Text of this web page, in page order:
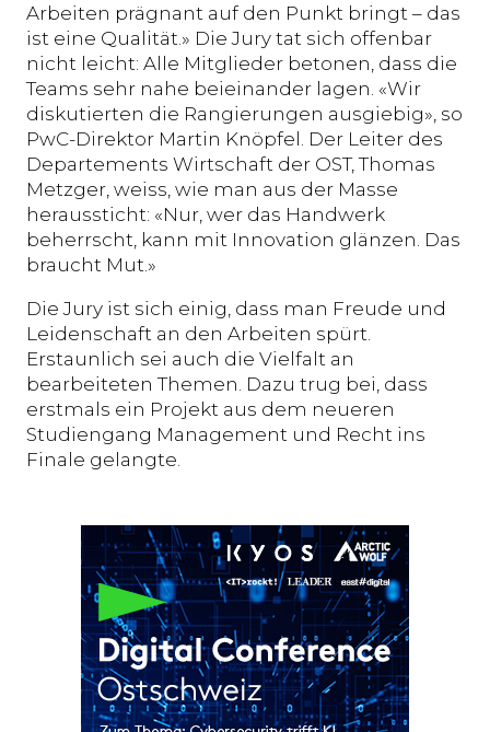
Arbeiten prägnant auf den Punkt bringt – das
ist eine Qualität.» Die Jury tat sich offenbar
nicht leicht: Alle Mitglieder betonen, dass die
Teams sehr nahe beieinander lagen. «Wir
diskutierten die Rangierungen ausgiebig», so
PwC-Direktor Martin Knöpfel. Der Leiter des
Departements Wirtschaft der OST, Thomas
Metzger, weiss, wie man aus der Masse
heraussticht: «Nur, wer das Handwerk
beherrscht, kann mit Innovation glänzen. Das
braucht Mut.»
Die Jury ist sich einig, dass man Freude und
Leidenschaft an den Arbeiten spürt.
Erstaunlich sei auch die Vielfalt an
bearbeiteten Themen. Dazu trug bei, dass
erstmals ein Projekt aus dem neueren
Studiengang Management und Recht ins
Finale gelangte.